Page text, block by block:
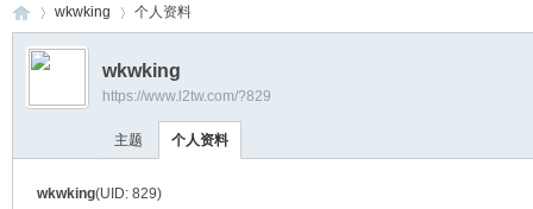
QQ新群
›
wkwking 个人资料
wkwking
https://www.l2tw.com/?829
主题 个人资料
wkwking(UID: 829)